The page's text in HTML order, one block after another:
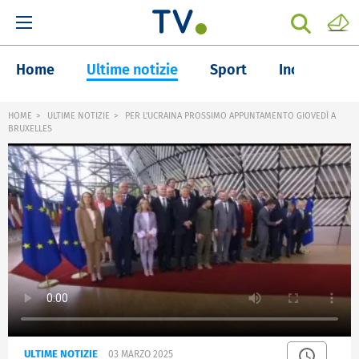
Home Ultime notizie Sport Inchieste
HOME ULTIME NOTIZIE
PER L'UCRAINA PROSSIMO APPUNTAMENTO GIOVEDÌ A
BRUXELLES
ULTIME NOTIZIE 03 MARZO 2025